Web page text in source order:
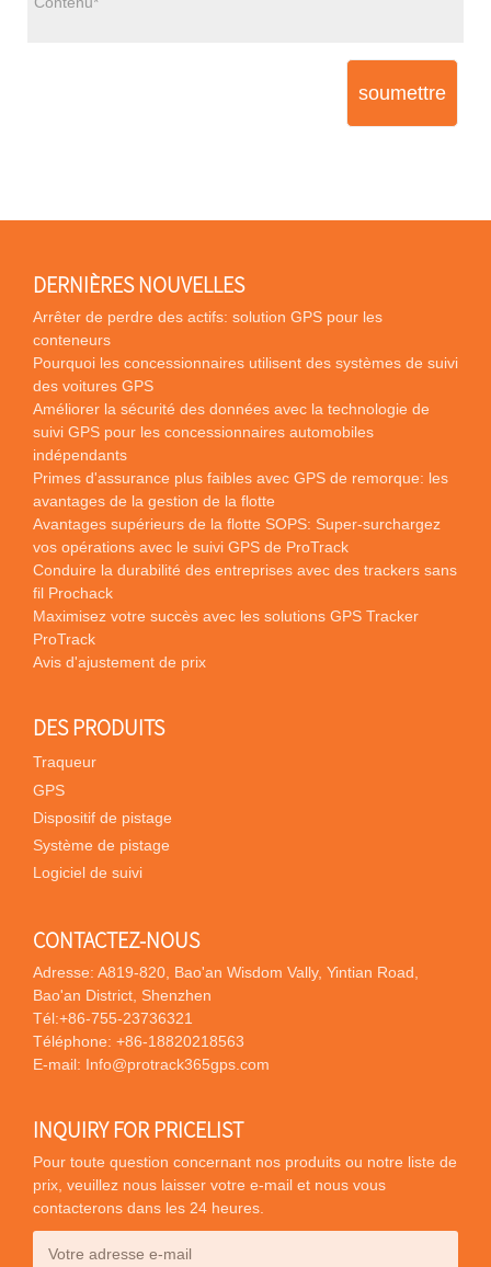
soumettre
DERNIÈRES NOUVELLES
Arrêter de perdre des actifs: solution GPS pour les
conteneurs
Pourquoi les concessionnaires utilisent des systèmes de suivi
des voitures GPS
Améliorer la sécurité des données avec la technologie de
suivi GPS pour les concessionnaires automobiles
indépendants
Primes d'assurance plus faibles avec GPS de remorque: les
avantages de la gestion de la flotte
Avantages supérieurs de la flotte SOPS: Super-surchargez
vos opérations avec le suivi GPS de ProTrack
Conduire la durabilité des entreprises avec des trackers sans
fil Prochack
Maximisez votre succès avec les solutions GPS Tracker
ProTrack
Avis d'ajustement de prix
DES PRODUITS
Traqueur
GPS
Dispositif de pistage
Système de pistage
Logiciel de suivi
CONTACTEZ-NOUS
Adresse: A819-820, Bao'an Wisdom Vally, Yintian Road,
Bao'an District, Shenzhen
Tél:+86-755-23736321
Téléphone: +86-18820218563
E-mail: Info@protrack365gps.com
INQUIRY FOR PRICELIST
Pour toute question concernant nos produits ou notre liste de
prix, veuillez nous laisser votre e-mail et nous vous
contacterons dans les 24 heures.